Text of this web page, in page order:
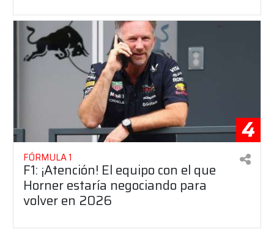
4
FÓRMULA 1
F1: ¡Atención! El equipo con el que
Horner estaría negociando para
volver en 2026